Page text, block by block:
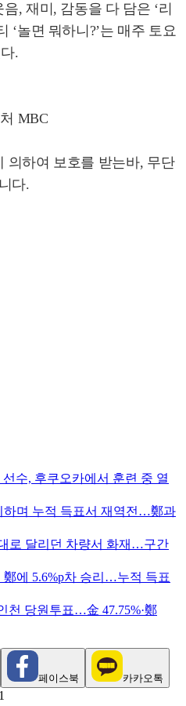
, 재미, 감동을 다 담은 ‘리
‘놀면 뭐하니?’는 매주 토요
.
MBC
하여 보호를 받는바, 무단
다.
수, 후쿠오카에서 훈련 중 열
하며 누적 득표서 재역전…鄭과
로 달리던 차량서 화재…구간
鄭에 5.6%p차 승리…누적 득표
천 당원투표…金 47.75%·鄭
페이스북 카카오톡